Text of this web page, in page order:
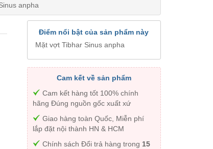
anpha
Điểm nổi bật của sản phẩm này
Mặt vợt Tibhar Sinus anpha
Cam kết về sản phẩm
Cam kết hàng tốt 100% chính
hãng Đúng nguồn gốc xuất xứ
Giao hàng toàn Quốc, Miễn phí
lắp đặt nội thành HN & HCM
Chính sách Đổi trả hàng trong 15